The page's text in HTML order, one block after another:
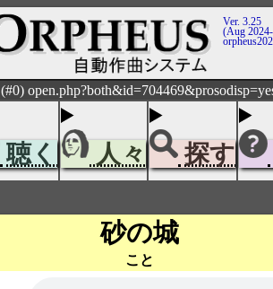
Ver. 3.25
(Aug
(#0)
聴く 人々 探す
砂の城
こと